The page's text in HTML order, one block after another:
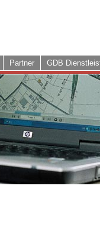
Partner GDB